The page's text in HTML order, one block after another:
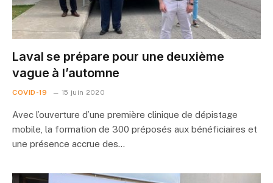
Laval se prépare pour une deuxième
vague à l’automne
COVID-19 15 juin 2020
Avec l’ouverture d’une première clinique de dépistage
mobile, la formation de 300 préposés aux bénéficiaires et
une présence accrue des…